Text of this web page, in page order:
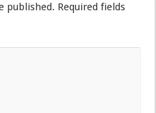
published. Required fields